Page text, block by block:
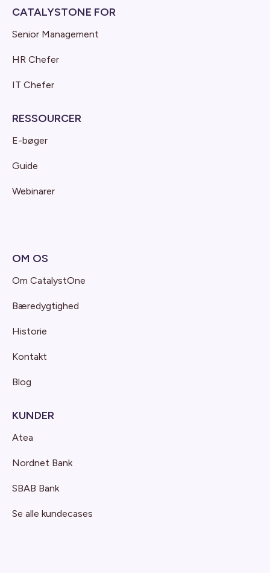
CATALYSTONE FOR
Senior Management
HR Chefer
IT Chefer
RESSOURCER
E-bøger
Guide
Webinarer
OM OS
Om CatalystOne
Bæredygtighed
Historie
Kontakt
Blog
KUNDER
Atea
Nordnet Bank
SBAB Bank
Se alle kundecases